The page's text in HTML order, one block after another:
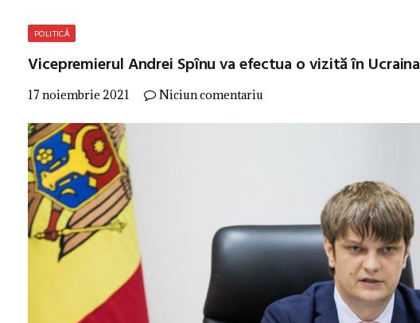
POLITICĂ
Vicepremierul Andrei Spînu va efectua o vizită în Ucraina
17 noiembrie 2021 Niciun comentariu